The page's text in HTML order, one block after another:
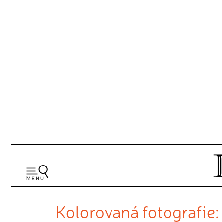
Kolorovaná fotografie: